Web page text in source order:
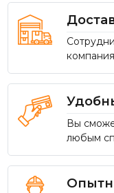
Вы
любым